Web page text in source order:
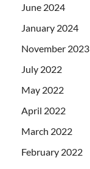
June 2024
January 2024
November 2023
July 2022
May 2022
April 2022
March 2022
February 2022